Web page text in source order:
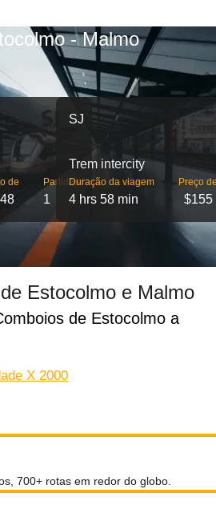
- Malmo
de Partidas
1
SJ
Trem intercity
Duração da viagem
4 hrs 58 min
Preço
$155
Estocolmo e Malmo
de Estocolmo a
X 2000
700+ rotas em redor do globo.